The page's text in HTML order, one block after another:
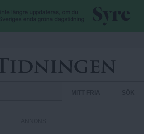
till huvudinnehåll